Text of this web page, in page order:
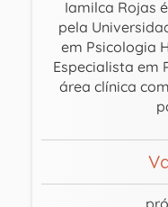
Iamilca Rojas
pela
em Psicologia
Especialista em
área clínica